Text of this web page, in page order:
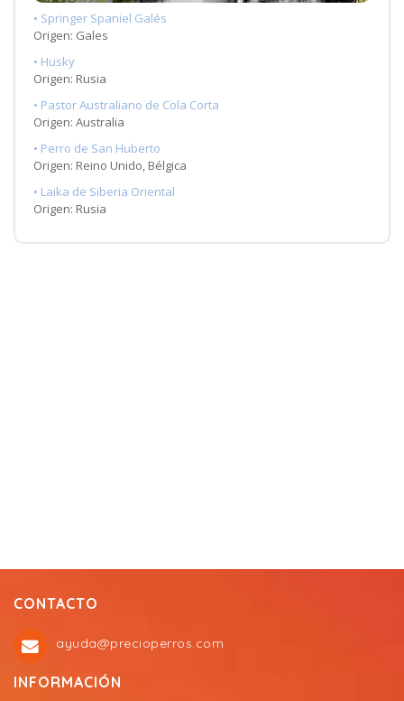
• Springer Spaniel Galés
Origen: Gales
• Husky
Origen: Rusia
• Pastor Australiano de Cola Corta
Origen: Australia
• Perro de San Huberto
Origen: Reino Unido, Bélgica
• Laika de Siberia Oriental
Origen: Rusia
CONTACTO
ayuda@precioperros.com
INFORMACIÓN